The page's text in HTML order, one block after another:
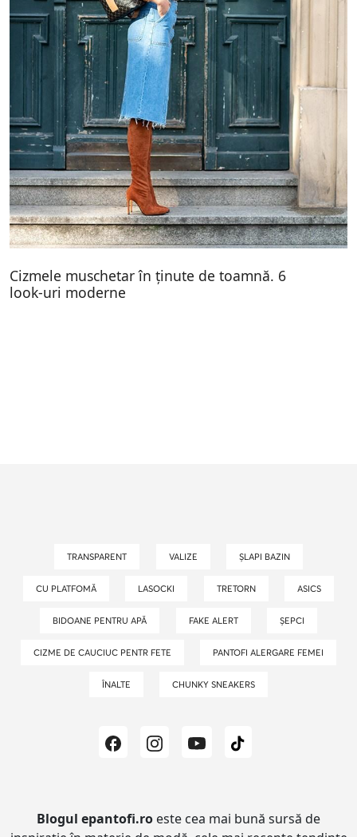
Cizmele muschetar în ținute de toamnă. 6
look-uri moderne
TRANSPARENT VALIZE ȘLAPI BAZIN
CU PLATFOMĂ LASOCKI TRETORN ASICS
BIDOANE PENTRU APĂ FAKE ALERT ȘEPCI
CIZME DE CAUCIUC PENTR FETE PANTOFI ALERGARE FEMEI
ÎNALTE CHUNKY SNEAKERS
Blogul epantofi.ro este cea mai bună sursă de